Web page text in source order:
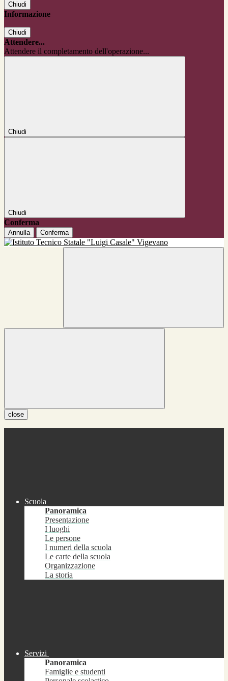
Chiudi
Informazione
Chiudi
Attendere...
Attendere il completamento dell'operazione...
Chiudi
Chiudi
Conferma
Annulla Conferma
close
Scuola
Panoramica
Presentazione
I luoghi
Le persone
I numeri della scuola
Le carte della scuola
Organizzazione
La storia
Servizi
Panoramica
Famiglie e studenti